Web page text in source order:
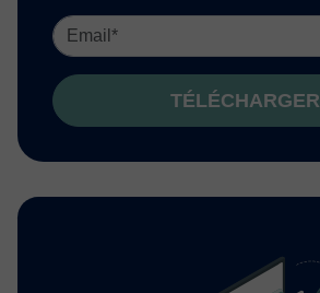
TÉLÉCHARGER